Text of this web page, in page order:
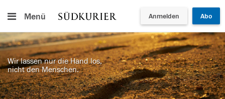
Menü Anmelden Abo
Wir lassen nur die Hand los,
nicht den Menschen.